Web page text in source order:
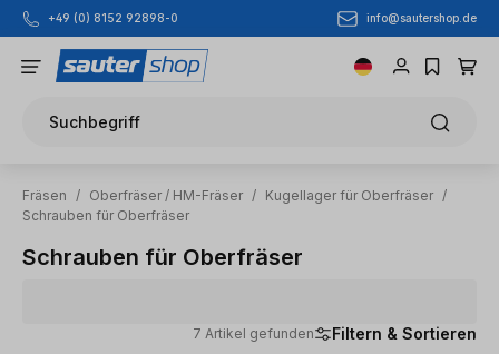
Zum Hauptinhalt springen
+49 (0) 8152 92898-0 info@sautershop.de
Suchbegriff
Fräsen / Oberfräser / HM-Fräser / Kugellager für Oberfräser /
Schrauben für Oberfräser
Schrauben für Oberfräser
7 Artikel gefunden Filtern & Sortieren